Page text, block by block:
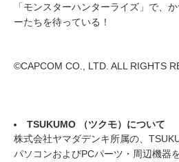
「モンスターハンターライズ」で、
ーたちを待っている！
©CAPCOM CO., LTD. ALL RIGHTS
TSUKUMO （ツクモ）について
株式会社ヤマダデンキ所属の、
パソコンおよびPCパーツ・周辺機器